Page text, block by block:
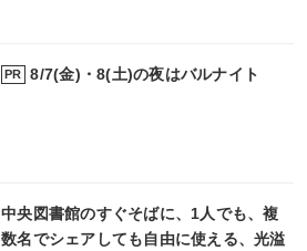
PR 8/7(金)・8(土)の夜はバルナイト
中央図書館のすぐそばに、1人でも、複
数名でシェアしても自由に使える、光溢